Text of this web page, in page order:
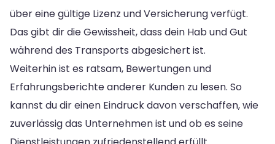
über eine gültige Lizenz und Versicherung verfügt.
Das gibt dir die Gewissheit, dass dein Hab und Gut
während des Transports abgesichert ist.
Weiterhin ist es ratsam, Bewertungen und
Erfahrungsberichte anderer Kunden zu lesen. So
kannst du dir einen Eindruck davon verschaffen, wie
zuverlässig das Unternehmen ist und ob es seine